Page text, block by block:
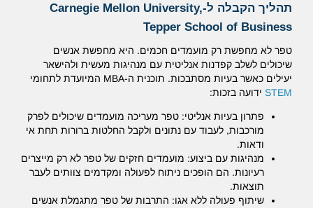
תהליך הקבלה ל-Carnegie Mellon University,
Tepper School of Business
טפר לא מחפשת רק מועמדים חכמים. היא מחפשת אנשים
שיכולים לשלב קפדנות אנליטית עם מנהיגות מעשית ולהישאר
יעילים כאשר בעיות מסתבכות. תוכנית ה-MBA המיועדת לתחומי
STEM ידועה בזכות:
פתרון בעיות אנליטי: טפר מעריכה מועמדים שיכולים לפרק
מורכבות, לעבוד עם נתונים ולקבל החלטות ברורות תחת אי
ודאות.
מנהיגות עם ביצוע: מועמדים חזקים של טפר לא רק מייצרים
רעיונות. הם הופכים ניתוח לפעולה ומקדמים צוותים לעבר
תוצאות.
שיתוף פעולה ללא אגו: התרבות של טפר מתגמלת אנשים